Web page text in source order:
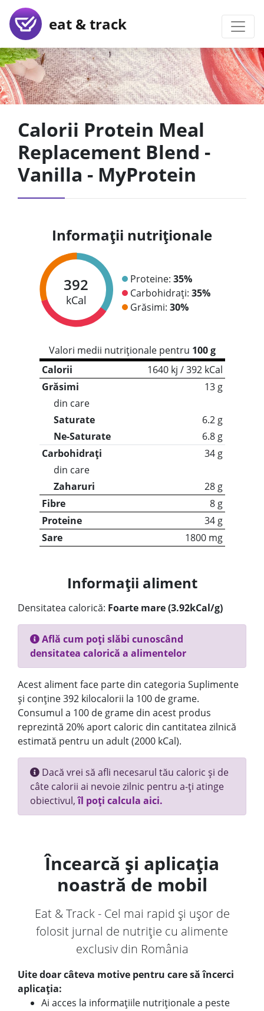
eat & track
Calorii Protein Meal
Replacement Blend -
Vanilla - MyProtein
Informații nutriționale
392
kCal
Proteine: 35%
Carbohidrați: 35%
Grăsimi: 30%
Valori medii nutriționale pentru 100 g
Calorii
1640 kj / 392 kCal
Grăsimi
13 g
din care
Saturate
6.2 g
Ne-Saturate
6.8 g
Carbohidrați
34 g
din care
Zaharuri
28 g
Fibre
8 g
Proteine
34 g
Sare
1800 mg
Informații aliment
Densitatea calorică: Foarte mare (3.92kCal/g)
Află cum poți slăbi cunoscând
densitatea calorică a alimentelor
Acest aliment face parte din categoria Suplimente
și conține 392 kilocalorii la 100 de grame.
Consumul a 100 de grame din acest produs
reprezintă 20% aport caloric din cantitatea zilnică
estimată pentru un adult (2000 kCal).
Dacă vrei să afli necesarul tău caloric și de
câte calorii ai nevoie zilnic pentru a-ți atinge
obiectivul,îl poți calcula aici.
Încearcă și aplicația
noastră de mobil
Eat & Track - Cel mai rapid și ușor de
folosit jurnal de nutriție cu alimente
exclusiv din România
Uite doar câteva motive pentru care să încerci
aplicația:
Ai acces la informațiile nutriționale a peste